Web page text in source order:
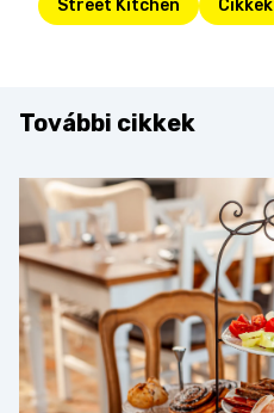
Street Kitchen Cikkek
További cikkek